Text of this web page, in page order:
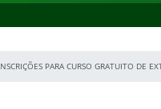
PARA CURSO GRATUITO DE